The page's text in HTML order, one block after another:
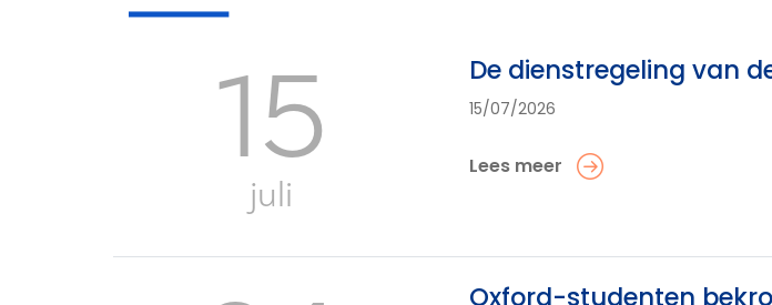
15
juli
De dienstregeling van
15/07/2026
Lees meer
Oxford-studenten